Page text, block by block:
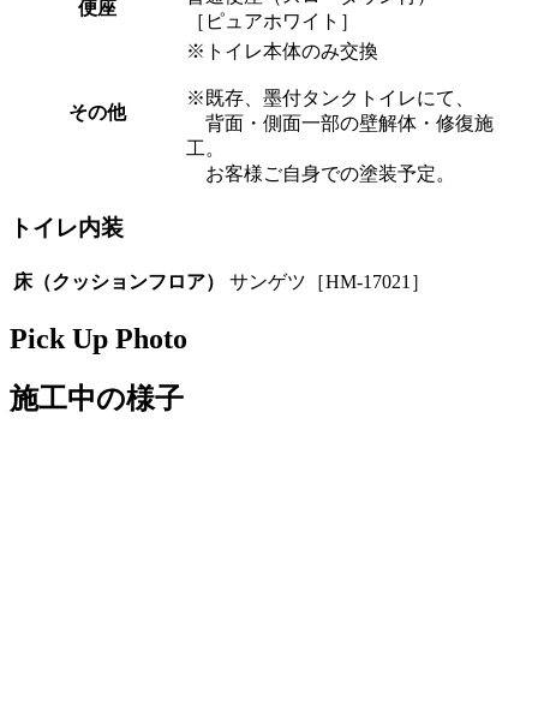
便座
［ピュアホワイト］
その他
※トイレ本体のみ交換
※既存、墨付タンクトイレにて、
背面・側面一部の壁解体・修復施
工。
お客様ご自身での塗装予定。
トイレ内装
床（クッションフロア） サンゲツ［HM-17021］
Pick Up Photo
施工中の様子